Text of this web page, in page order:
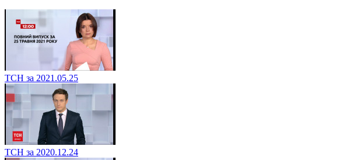
ТСН за 2021.05.25
ТСН за 2020.12.24